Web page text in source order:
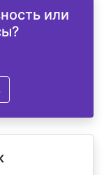
или